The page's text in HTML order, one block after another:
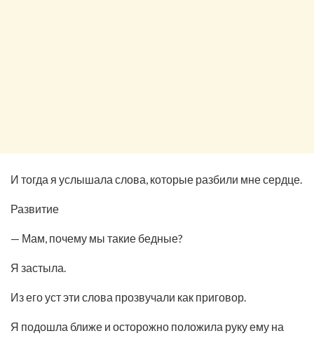
И тогда я услышала слова, которые разбили мне сердце.
Развитие
— Мам, почему мы такие бедные?
Я застыла.
Из его уст эти слова прозвучали как приговор.
Я подошла ближе и осторожно положила руку ему на